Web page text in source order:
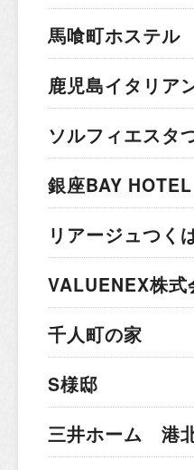
馬喰町ホステル
鹿児島イタリア
ソルフィエスタ
銀座BAY HOTEL
リアージュつく
VALUENEX株
千人町の家
S様邸
三井ホーム 港